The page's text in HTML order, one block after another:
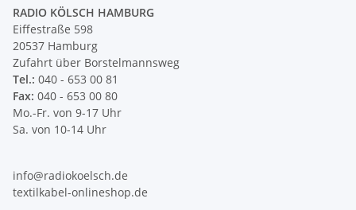
RADIO KÖLSCH HAMBURG
Eiffestraße 598
20537 Hamburg
Zufahrt über Borstelmannsweg
Tel.: 040 - 653 00 81
Fax: 040 - 653 00 80
Mo.-Fr. von 9-17 Uhr
Sa. von 10-14 Uhr
info@radiokoelsch.de
textilkabel-onlineshop.de